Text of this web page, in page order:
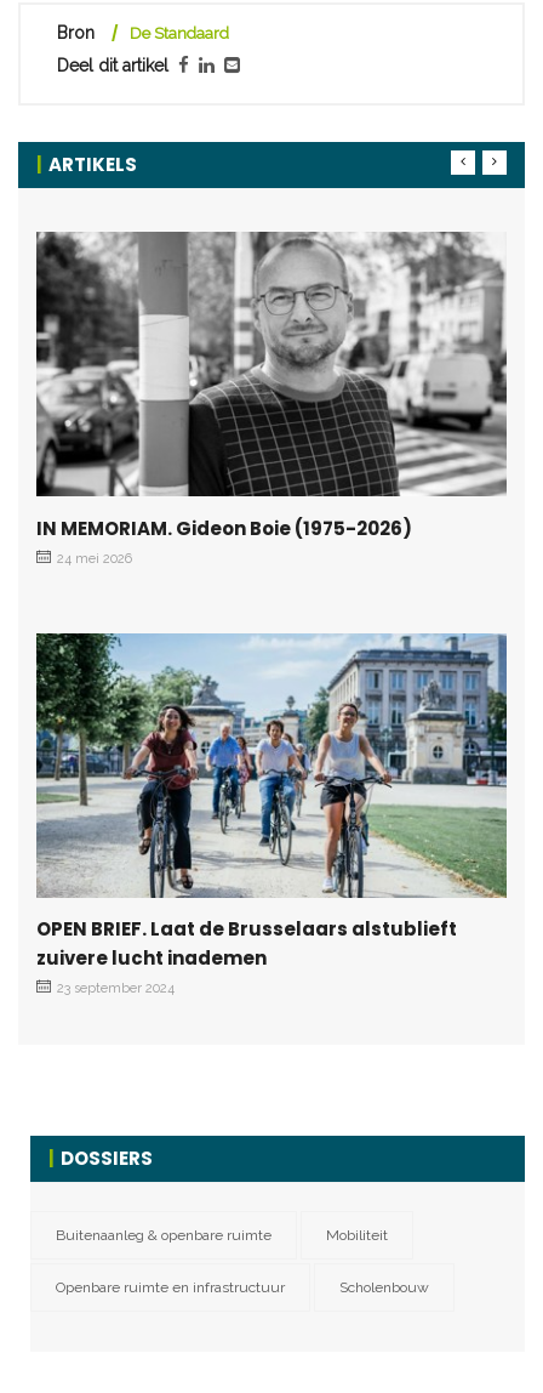
Bron De Standaard
Deel dit artikel
ARTIKELS
IN MEMORIAM. Gideon Boie (1975-2026)
24 mei 2026
OPEN BRIEF. Laat de Brusselaars alstublieft
zuivere lucht inademen
23 september 2024
DOSSIERS
Buitenaanleg & openbare ruimte Mobiliteit
Openbare ruimte en infrastructuur Scholenbouw